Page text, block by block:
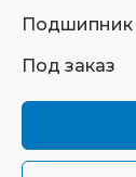
Подшипник
Под заказ